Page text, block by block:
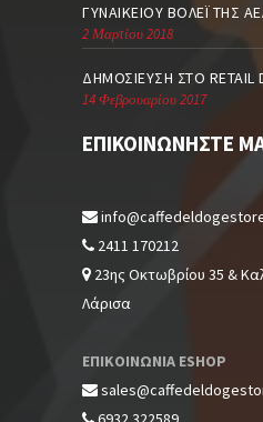
ΓΥΝΑΙΚΕΊΟΥ ΒΌΛΕΪ ΤΗΣ
2 Μαρτίου 2018
ΔΗΜΟΣΊΕΥΣΗ ΣΤΟ RETAIL
14 Φεβρουαρίου 2017
ΕΠΙΚΟΙΝΩΝΉΣΤΕ
2411 170212
23ης Οκτωβρίου 35 &
Λάρισα
ΕΠΙΚΟΙΝΩΝΙΑ ESHOP